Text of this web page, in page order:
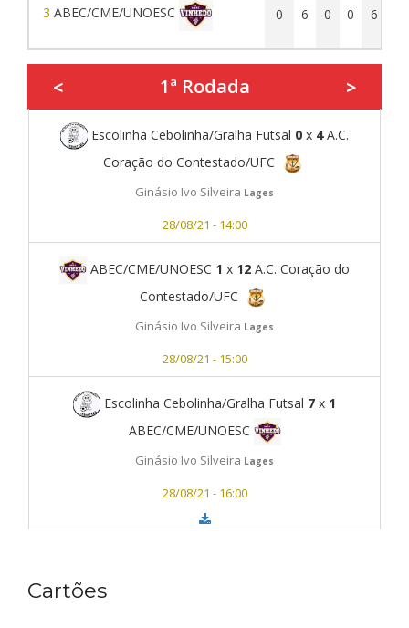
3 ABEC/CME/UNOESC 0 6 0 0 6
< 1ª Rodada >
Escolinha Cebolinha/Gralha Futsal 0 x 4A.C.
Coração do Contestado/UFC
Ginásio Ivo Silveira Lages
28/08/21 - 14:00
ABEC/CME/UNOESC 1 x 12 A.C. Coração do
Contestado/UFC
Ginásio Ivo Silveira Lages
28/08/21 - 15:00
Escolinha Cebolinha/Gralha Futsal 7 x 1
ABEC/CME/UNOESC
Ginásio Ivo Silveira Lages
28/08/21 - 16:00
Cartões